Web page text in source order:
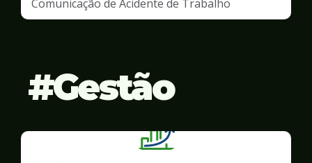
Comunicação de Acidente de Trabalho
Gestão